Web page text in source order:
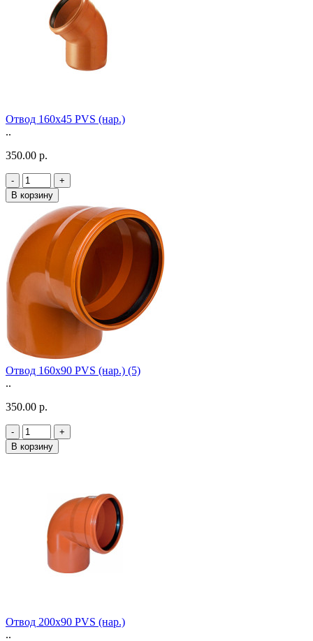
Отвод 160х45 PVS (нар.)
..
350.00 р.
-
+
В корзину
Отвод 160х90 PVS (нар.) (5)
..
350.00 р.
-
+
В корзину
Отвод 200х90 PVS (нар.)
..